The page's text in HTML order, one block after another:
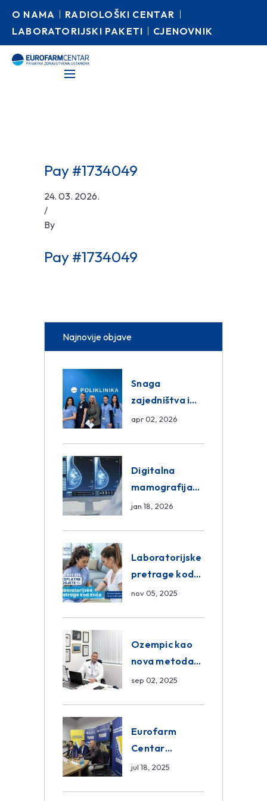
O NAMA
RADIOLOŠKI CENTAR
LABORATORIJSKI PAKETI
CJENOVNIK
Pay #1734049
24. 03. 2026.
/
By
Pay #1734049
Najnovije objave
Snaga
zajedništva i
razmjena
Group
apr 02, 2026
Digitalna
mamografija
Sarajevo –
Centar
Poliklinika
jan 18, 2026
Laboratorijske
pretrage kod
kuće – novo u
Poliklinici
nov 05, 2025
Ozempic kao
nova metoda
mršavljenja: da
sep 02, 2025
Eurofarm
Centar
Poliklinika i
jul 18, 2025